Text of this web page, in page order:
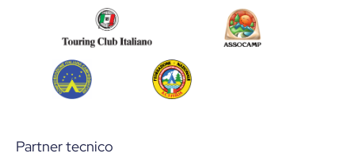
Partner tecnico